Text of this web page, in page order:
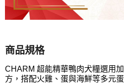
商品規格
CHARM 超能精華鴨肉犬糧選用
方，搭配火雞、蛋與海鮮等多元